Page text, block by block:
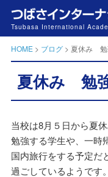
グ
Tsubasa International
HOME> ブログ> 夏休み 勉
夏休み 勉
当校は8月５日から夏
勉強する学生や、一時
国内旅行をする予定だ
過ごしているようです